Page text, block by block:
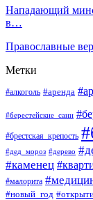
Нападающий
в…
Православные
Метки
#алкоголь #аренда
#берестейские_сани
#брестская_крепость
#дед_мороз #дерево
#каменец
#малорита
#новый_год